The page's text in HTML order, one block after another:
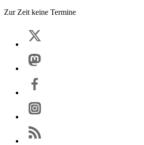
Zur Zeit keine Termine